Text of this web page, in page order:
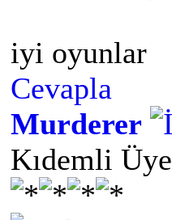
iyi oyunlar
Cevapla
Murderer
Kıdemli Üye